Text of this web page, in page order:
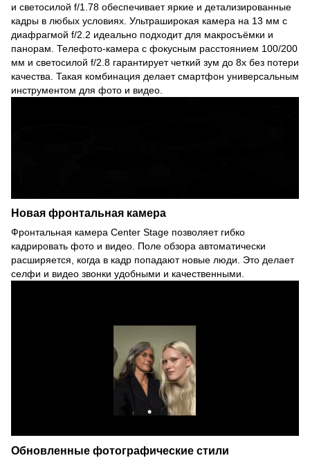
и светосилой f/1.78 обеспечивает яркие и детализированные
кадры в любых условиях. Ультраширокая камера на 13 мм с
диафрагмой f/2.2 идеально подходит для макросъёмки и
панорам. Телефото-камера с фокусным расстоянием 100/200
мм и светосилой f/2.8 гарантирует четкий зум до 8x без потери
качества. Такая комбинация делает смартфон универсальным
инструментом для фото и видео.
Новая фронтальная камера
Фронтальная камера Center Stage позволяет гибко
кадрировать фото и видео. Поле обзора автоматически
расширяется, когда в кадр попадают новые люди. Это делает
селфи и видео звонки удобными и качественными.
Обновленные фотографические стили